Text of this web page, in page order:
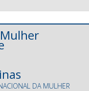
DA MULHER